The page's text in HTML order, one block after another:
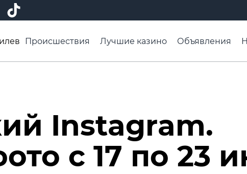
Происшествия Лучшие казино Объявления
Instagram.
с 17 по 23